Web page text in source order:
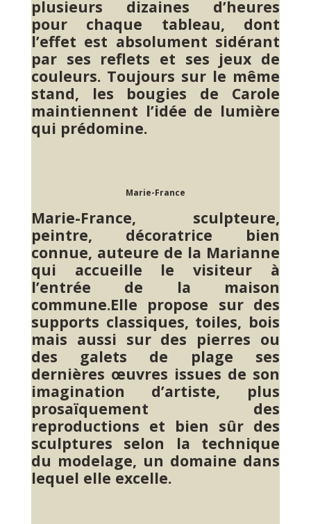
plusieurs dizaines d’heures
pour chaque tableau, dont
l’effet est absolument sidérant
par ses reflets et ses jeux de
couleurs. Toujours sur le même
stand, les bougies de Carole
maintiennent l’idée de lumière
qui prédomine.
Marie-France
Marie-France, sculpteure,
peintre, décoratrice bien
connue, auteure de la Marianne
qui accueille le visiteur à
l’entrée de la maison
commune.Elle propose sur des
supports classiques, toiles, bois
mais aussi sur des pierres ou
des galets de plage ses
dernières œuvres issues de son
imagination d’artiste, plus
prosaïquement des
reproductions et bien sûr des
sculptures selon la technique
du modelage, un domaine dans
lequel elle excelle.